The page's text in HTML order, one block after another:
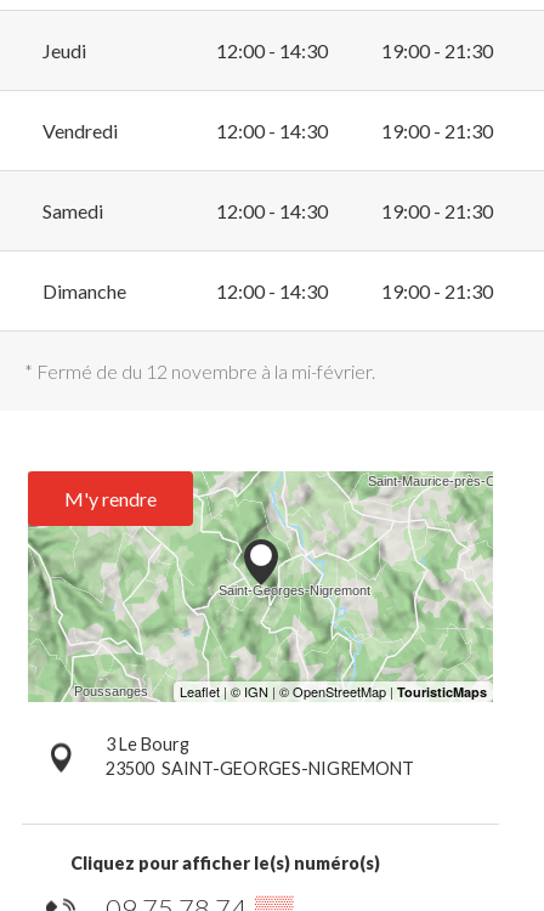
Jeudi 12:00 - 14:30 19:00 - 21:30
Vendredi 12:00 - 14:30 19:00 - 21:30
Samedi 12:00 - 14:30 19:00 - 21:30
Dimanche 12:00 - 14:30 19:00 - 21:30
* Fermé de du 12 novembre à la mi-février.
M'y rendre
3 Le Bourg
23500 SAINT-GEORGES-NIGREMONT
Cliquez pour afficher le(s) numéro(s)